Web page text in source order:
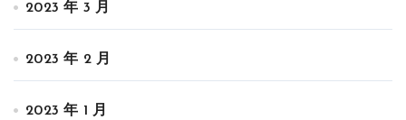
2023 年 3 月
2023 年 2 月
2023 年 1 月